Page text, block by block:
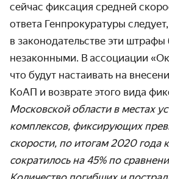
сейчас фиксация средней
ответа Генпрокуратуры
в законодательстве эти штрафы
незаконными. В ассоциации
что будут настаивать на
КоАП и возврате этого вида
Московской области в местах
комплексов, фиксирующих
скорости, по итогам 2020 года
сократилось на 45% по